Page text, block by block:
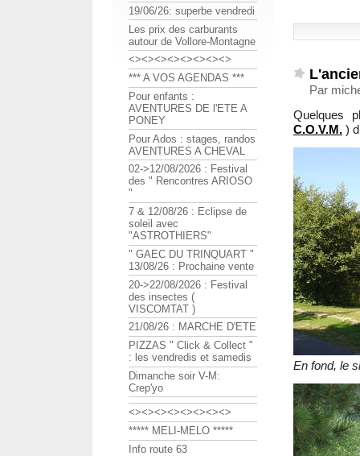
Par
Quelques
C.O.V.M. )
En fond, le
19/06/26: superbe vendredi
Les prix des carburants
autour de Vollore-Montagne
<><><><><><><><>
*** A VOS AGENDAS ***
Pour enfants :
AVENTURES DE l'ETE A
PONEY
Pour Ados : stages, randos
AVENTURES A CHEVAL
02->12/08/2026 : Festival
des " Rencontres ARIOSO
"
7 & 12/08/26 : Eclipse de
soleil avec
"ASTROTHIERS"
" GAEC DU TRINQUART "
13/08/26 : Prochaine vente
20->22/08/2026 : Festival
des insectes (
VISCOMTAT )
21/08/26 : MARCHE D'ETE
PIZZAS " Click & Collect "
: les vendredis et samedis
Dimanche soir V-M:
Crep'yo
<><><><><><><><>
***** MELI-MELO *****
Info route 63